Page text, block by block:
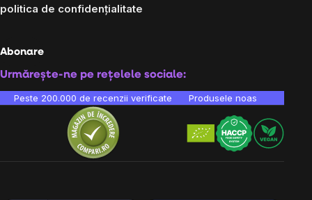
politica de confidențialitate
Abonare
Urmărește-ne pe rețelele sociale:
Peste 200.000 de recenzii verificate Produsele noastre sunt